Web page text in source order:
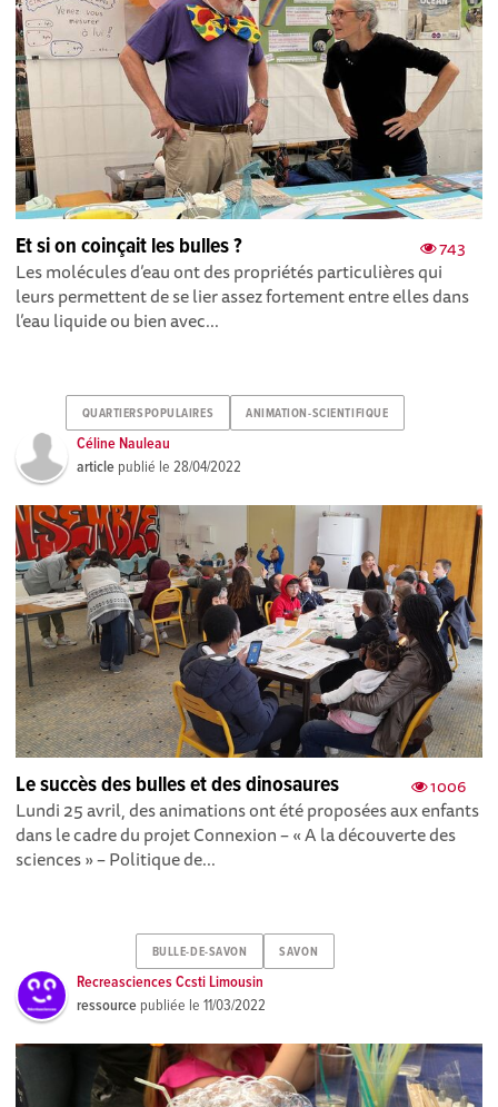
743
Et si on coinçait les bulles ?
Les molécules d’eau ont des propriétés particulières qui
leurs permettent de se lier assez fortement entre elles dans
l’eau liquide ou bien avec...
QUARTIERSPOPULAIRES ANIMATION-SCIENTIFIQUE
Céline Nauleau
article publié le28/04/2022
1006
Le succès des bulles et des dinosaures
Lundi 25 avril, des animations ont été proposées aux enfants
dans le cadre du projet Connexion – « A la découverte des
sciences » – Politique de...
BULLE-DE-SAVON SAVON
Recreasciences Ccsti Limousin
ressource publiée le11/03/2022